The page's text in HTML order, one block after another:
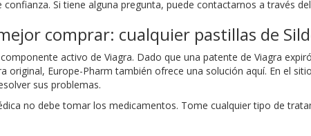
confianza. Si tiene alguna pregunta, puede contactarnos a través
comprar: cualquier pastillas de
activo de Viagra. Dado que una patente de Viagra
original, Europe-Pharm también ofrece una solución aquí. En el
sus problemas.
no debe tomar los medicamentos. Tome cualquier tipo de